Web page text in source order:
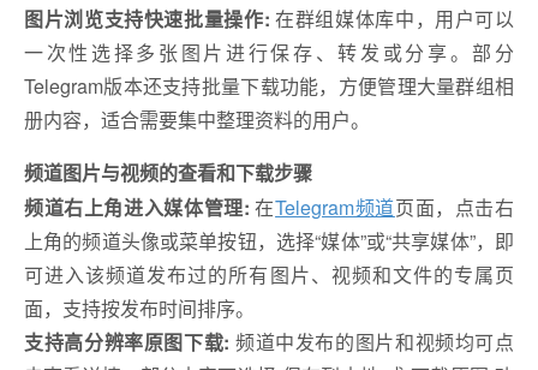
图片浏览支持快速批量操作: 在群组媒体库中，用户可以
一次性选择多张图片进行保存、转发或分享。部分
Telegram版本还支持批量下载功能，方便管理大量群组相
册内容，适合需要集中整理资料的用户。
频道图片与视频的查看和下载步骤
频道右上角进入媒体管理: 在Telegram频道页面，点击右
上角的频道头像或菜单按钮，选择“媒体”或“共享媒体”，即
可进入该频道发布过的所有图片、视频和文件的专属页
面，支持按发布时间排序。
支持高分辨率原图下载: 频道中发布的图片和视频均可点